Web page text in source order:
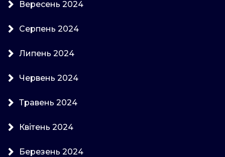
Вересень 2024
Серпень 2024
Липень 2024
Червень 2024
Травень 2024
Квітень 2024
Березень 2024